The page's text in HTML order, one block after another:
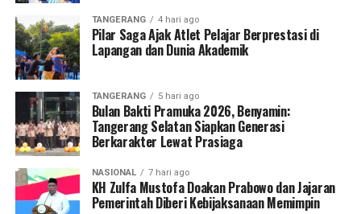
TANGERANG 4 hari ago
Pilar Saga Ajak Atlet Pelajar Berprestasi di
Lapangan dan Dunia Akademik
TANGERANG 5 hari ago
Bulan Bakti Pramuka 2026, Benyamin:
Tangerang Selatan Siapkan Generasi
Berkarakter Lewat Prasiaga
NASIONAL 7 hari ago
KH Zulfa Mustofa Doakan Prabowo dan Jajaran
Pemerintah Diberi Kebijaksanaan Memimpin